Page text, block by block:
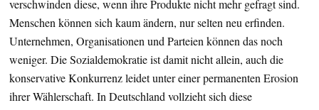
verschwinden diese, wenn ihre Produkte nicht mehr gefragt sind.
Menschen können sich kaum ändern, nur selten neu erfinden.
Unternehmen, Organisationen und Parteien können das noch
weniger. Die Sozialdemokratie ist damit nicht allein, auch die
konservative Konkurrenz leidet unter einer permanenten Erosion
ihrer Wählerschaft. In Deutschland vollzieht sich diese